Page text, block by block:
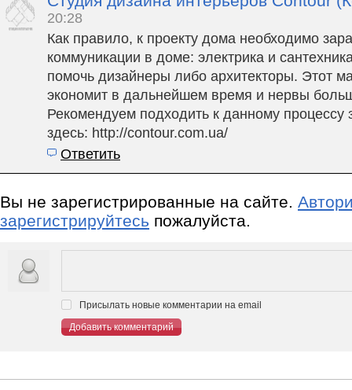
20:28
Как правило, к проекту дома необходимо
коммуникации в доме: электрика и
помочь дизайнеры либо архитекторы. Этот
экономит в дальнейшем время и нервы
Рекомендуем подходить к данному процессу
здесь: http://contour.com.ua/
Ответить
Вы не зарегистрированные на сайте.
зарегистрируйтесь пожалуйста.
Присылать новые комментарии на email
Добавить комментарий